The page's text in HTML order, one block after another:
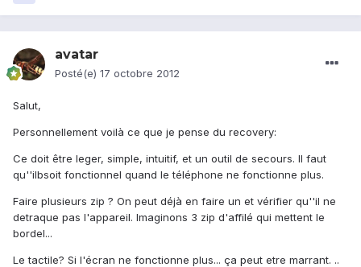
avatar
Posté(e) 17 octobre 2012
Salut,
Personnellement voilà ce que je pense du recovery:
Ce doit être leger, simple, intuitif, et un outil de secours. Il faut
qu''ilbsoit fonctionnel quand le téléphone ne fonctionne plus.
Faire plusieurs zip ? On peut déjà en faire un et vérifier qu''il ne
detraque pas l'appareil. Imaginons 3 zip d'affilé qui mettent le
bordel...
Le tactile? Si l'écran ne fonctionne plus... ça peut etre marrant. ..